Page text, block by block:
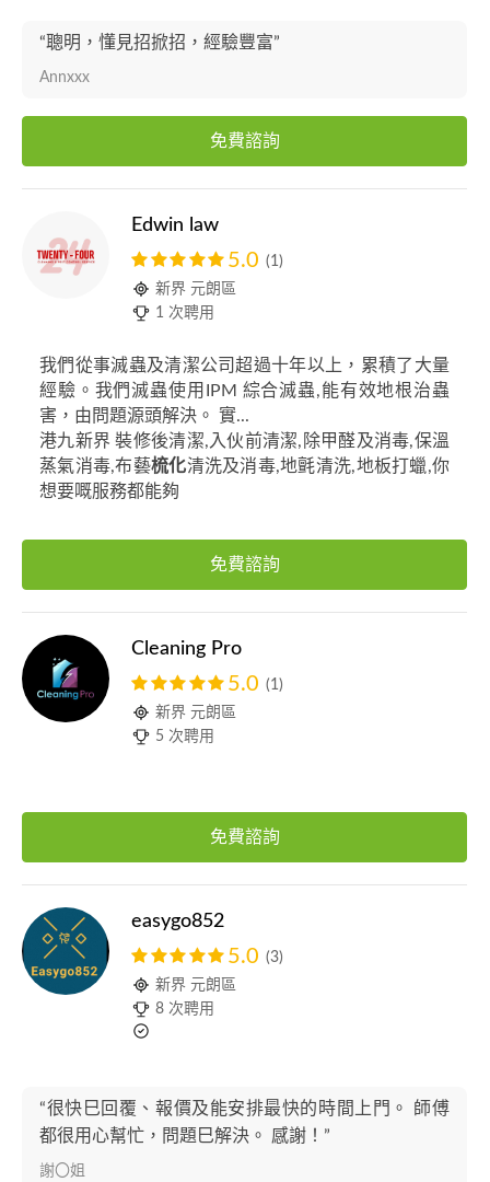
“聰明，懂見招掀招，經驗豐富”
Annxxx
免費諮詢
Edwin law
5.0 (1)
新界 元朗區
1 次聘用
我們從事滅蟲及清潔公司超過十年以上，累積了大量
經驗。我們滅蟲使用IPM 綜合滅蟲,能有效地根治蟲
害，由問題源頭解決。 實...
港九新界 裝修後清潔,入伙前清潔,除甲醛及消毒,保溫
蒸氣消毒,布藝梳化清洗及消毒,地氈清洗,地板打蠟,你
想要嘅服務都能夠
免費諮詢
Cleaning Pro
5.0 (1)
新界 元朗區
5 次聘用
免費諮詢
easygo852
5.0 (3)
新界 元朗區
8 次聘用
“很快巳回覆、報價及能安排最快的時間上門。 師傅
都很用心幫忙，問題巳解決。 感謝！”
謝〇姐